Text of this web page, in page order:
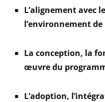
L’alignement avec
l’environnement de
La conception, la
œuvre du
L’adoption,